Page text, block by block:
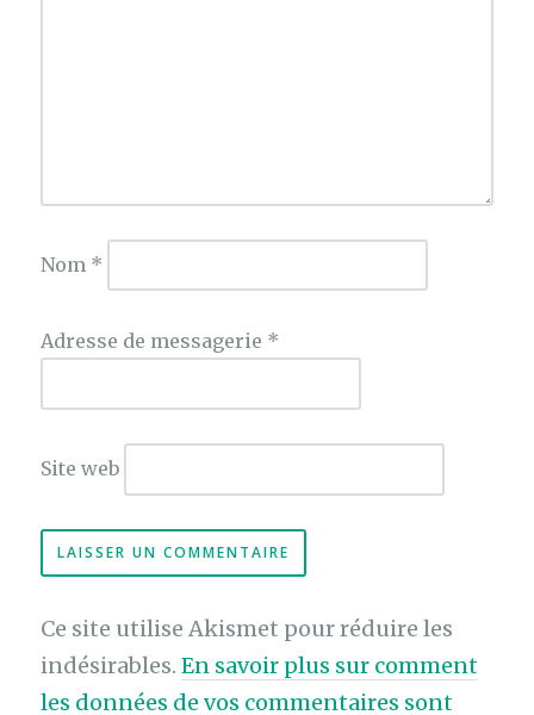
Nom *
Adresse de messagerie *
Site web
Ce site utilise Akismet pour réduire les
indésirables.En savoir plus sur comment
les données de vos commentaires sont